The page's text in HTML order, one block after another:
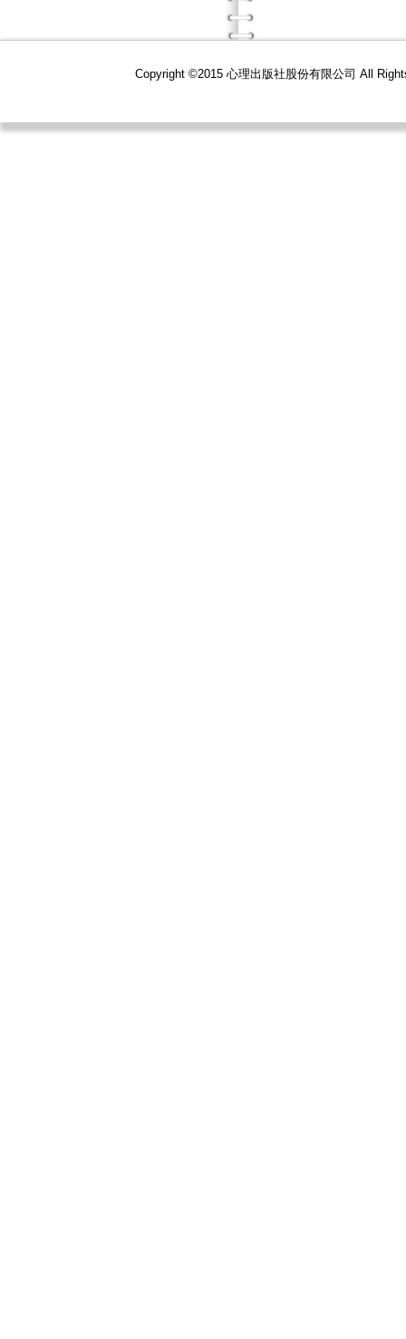
Copyright ©2015 心理出版社股份有限公司 All